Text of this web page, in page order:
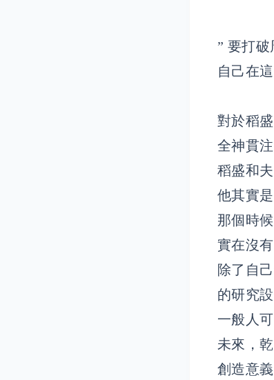
” 要打
自己在
對於稻
全神貫
稻盛和
他其實是
那個時
實在沒
除了自
的研究
一般人
未來，
創造意義